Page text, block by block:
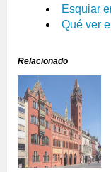
Esquiar
Qué ver
Relacionado